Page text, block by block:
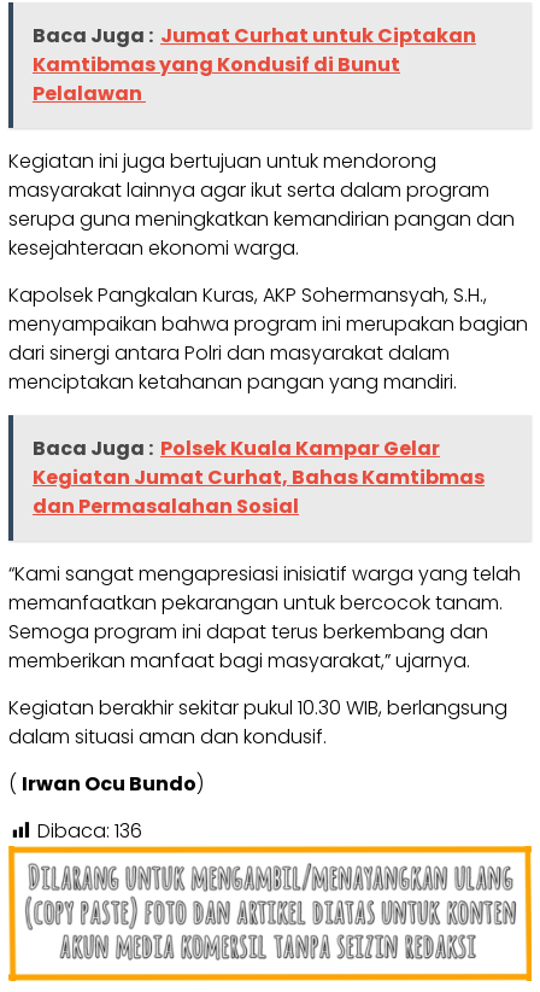
Baca Juga : Jumat Curhat untuk Ciptakan
Kamtibmas yang Kondusif di Bunut
Pelalawan
Kegiatan ini juga bertujuan untuk mendorong
masyarakat lainnya agar ikut serta dalam program
serupa guna meningkatkan kemandirian pangan dan
kesejahteraan ekonomi warga.
Kapolsek Pangkalan Kuras, AKP Sohermansyah, S.H.,
menyampaikan bahwa program ini merupakan bagian
dari sinergi antara Polri dan masyarakat dalam
menciptakan ketahanan pangan yang mandiri.
Baca Juga : Polsek Kuala Kampar Gelar
Kegiatan Jumat Curhat, Bahas Kamtibmas
dan Permasalahan Sosial
“Kami sangat mengapresiasi inisiatif warga yang telah
memanfaatkan pekarangan untuk bercocok tanam.
Semoga program ini dapat terus berkembang dan
memberikan manfaat bagi masyarakat,” ujarnya.
Kegiatan berakhir sekitar pukul 10.30 WIB, berlangsung
dalam situasi aman dan kondusif.
( Irwan Ocu Bundo)
Dibaca: 136